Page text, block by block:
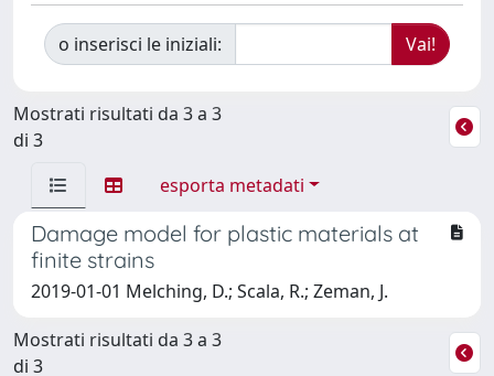
o inserisci le iniziali:
Mostrati risultati da 3 a 3
di 3
esporta metadati
Damage model for plastic materials at
finite strains
2019-01-01 Melching, D.; Scala, R.; Zeman, J.
Mostrati risultati da 3 a 3
di 3